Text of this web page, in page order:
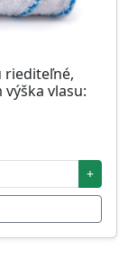
riediteľné,
vlasu:
+